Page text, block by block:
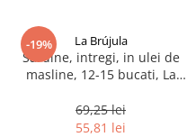
-19% La Brújula
Sardine, intregi, in ulei de
masline, 12-15 bucati, La
69,25 lei
55,81 lei